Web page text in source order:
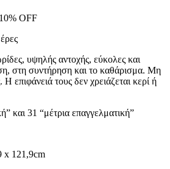
OFF
υψηλής αντοχής, εύκολες και
στη συντήρηση και το καθάρισμα. Μη
Η επιφάνειά τους δεν χρειάζεται κερί ή
και 31 “μέτρια επαγγελματική”
x 121,9cm